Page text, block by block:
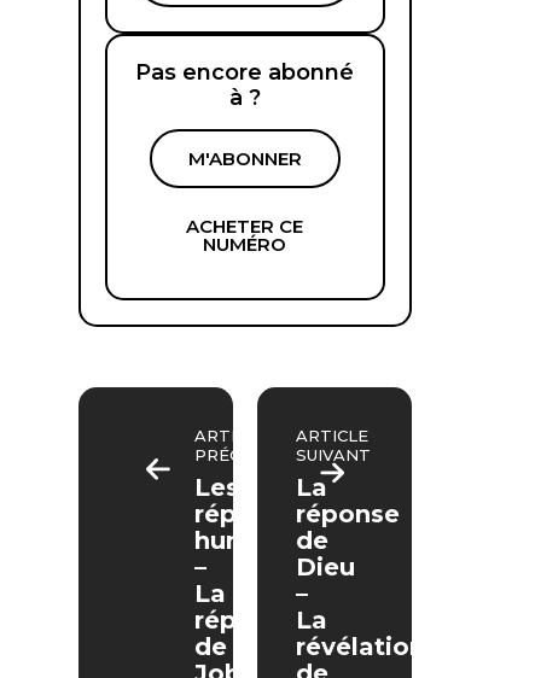
Pas encore abonné
à ?
M'ABONNER
ACHETER CE
NUMÉRO
ARTICLE
PRÉCÉDENT
Les
réponses
humaines
–
La
réponse
de
ARTICLE
SUIVANT
La
réponse
de
Dieu
–
La
révélation